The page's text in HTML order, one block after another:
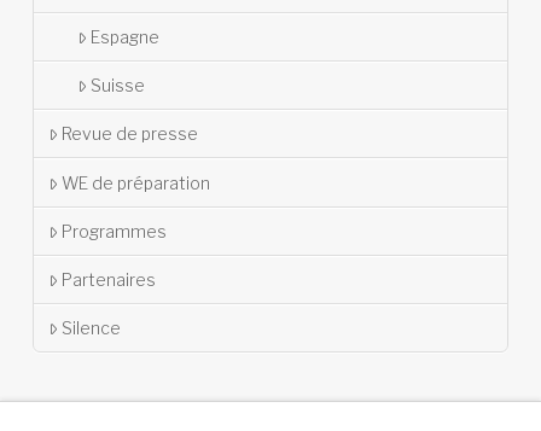
Espagne
Suisse
Revue de presse
WE de préparation
Programmes
Partenaires
Silence